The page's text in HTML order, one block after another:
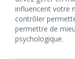
influencent votre
contrôler
permettre de
psychologique.